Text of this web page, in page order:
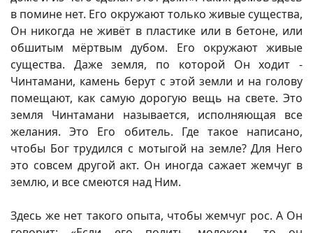
в помине нет. Его окружают только живые существа,
Он никогда не живёт в пластике или в бетоне, или
обшитым мёртвым дубом. Его окружают живые
существа. Даже земля, по которой Он ходит -
Чинтамани, камень берут с этой земли и на голову
помещают, как самую дорогую вещь на свете. Это
земля Чинтамани называется, исполняющая все
желания. Это Его обитель. Где такое написано,
чтобы Бог трудился с мотыгой на земле? Для Него
это совсем другой акт. Он иногда сажает жемчуг в
землю, и все смеются над Ним.
Здесь же нет такого опыта, чтобы жемчуг рос. А Он